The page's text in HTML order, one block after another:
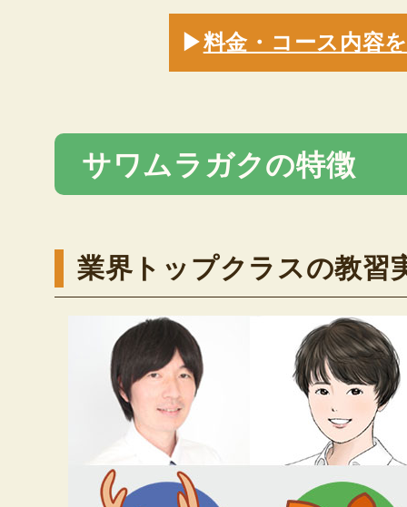
▶料金・コース内容
サワムラガクの特徴
業界トップクラスの教習